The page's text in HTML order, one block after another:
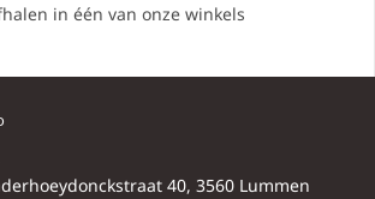
in één van onze winkels
40, 3560 Lummen